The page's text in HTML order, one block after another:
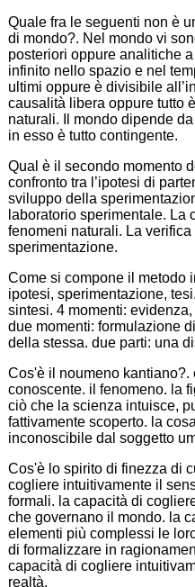
Quale fra le seguenti non è
di mondo?. Nel mondo vi
posteriori oppure analitiche
infinito nello spazio e nel
ultimi oppure è divisibile
causalità libera oppure tutto
naturali. Il mondo dipende
in esso è tutto contingente.
Qual è il secondo momento
confronto tra l’ipotesi di
sviluppo della
laboratorio sperimentale. La
fenomeni naturali. La
sperimentazione.
Come si compone il metodo
ipotesi, sperimentazione,
sintesi. 4 momenti:
due momenti: formulazione
della stessa. due parti: una
Cos'è il noumeno
conoscente. il fenomeno. la
ciò che la scienza intuisce,
fattivamente scoperto. la
inconoscibile dal soggetto
Cos'è lo spirito di finezza di
cogliere intuitivamente il
formali. la capacità di
che governano il mondo. la
elementi più complessi le
di formalizzare in
capacità di cogliere
realtà.